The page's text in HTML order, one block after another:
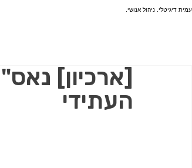
עמית דיגיטלי. ניהול אנושי.
[ארכיון]
העתידי